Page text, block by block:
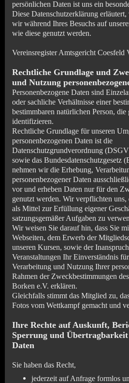
persönlichen Daten ist uns ein
Diese Datenschutzerklärung
wir während Ihres Besuchs auf
wie diese genutzt werden.
Vereinsregister Amtsgericht Coesfeld
Rechtliche Grundlage und
und Nutzung
Personenbezogene Daten sind
oder sachliche Verhältnisse einer
bestimmbaren natürlichen Person, die
identifizieren.
Rechtliche Grundlage für unseren
personenbezogenen Daten ist die
Datenschutzgrundverordnung
sowie das Bundesdatenschutzgesetz
nehmen wir die Erhebung,
personenbezogener Daten
vor und erheben Daten nur für den
genutzt werden. Wir verpflichten uns,
als Mittel zur Erfüllung eigener
satzungsgemäßer Aufgaben zu
Wir weisen Sie darauf hin, dass Sie
Webseiten, dem Erwerb der
unseren Kursen, sowie der
Veranstaltungen Ihr Einverständnis
Verarbeitung und Nutzung Ihrer
Rahmen der Zweckbestimmungen
Borken e.V. erklären.
Gleichfalls stimmt das Mitglied zu,
Fotos vom Wettkampf gemacht und
Ihre Rechte auf Auskunft,
Sperrung und Übertragbarkeit
Daten
Sie haben das Recht,
jederzeit auf Anfrage formlos